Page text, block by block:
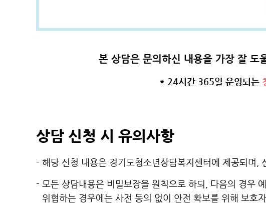
본 상담은 문의하신 내용을 가장 잘 도
* 24시간 365일 운영되는
상담 신청 시 유의사항
- 해당 신청 내용은 경기도청소년상담복지센터에 제공되며,
- 모든 상담내용은 비밀보장을 원칙으로 하되, 다음의 경우
위협하는 경우에는 사전 동의 없이 안전 확보를 위해 보호